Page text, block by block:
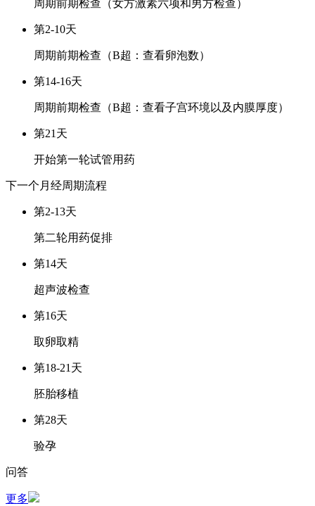
周期前期检查（女方激素六项和男方检查）
第2-10天
周期前期检查（B超：查看卵泡数）
第14-16天
周期前期检查（B超：查看子宫环境以及内膜厚度）
第21天
开始第一轮试管用药
下一个月经周期流程
第2-13天
第二轮用药促排
第14天
超声波检查
第16天
取卵取精
第18-21天
胚胎移植
第28天
验孕
问答
更多